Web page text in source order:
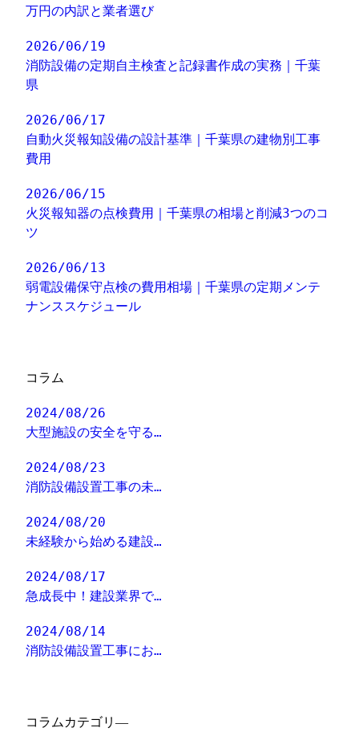
万円の内訳と業者選び
2026/06/19
消防設備の定期自主検査と記録書作成の実務｜千葉
県
2026/06/17
自動火災報知設備の設計基準｜千葉県の建物別工事
費用
2026/06/15
火災報知器の点検費用｜千葉県の相場と削減3つのコ
ツ
2026/06/13
弱電設備保守点検の費用相場｜千葉県の定期メンテ
ナンススケジュール
コラム
2024/08/26
大型施設の安全を守る…
2024/08/23
消防設備設置工事の未…
2024/08/20
未経験から始める建設…
2024/08/17
急成長中！建設業界で…
2024/08/14
消防設備設置工事にお…
コラムカテゴリ―